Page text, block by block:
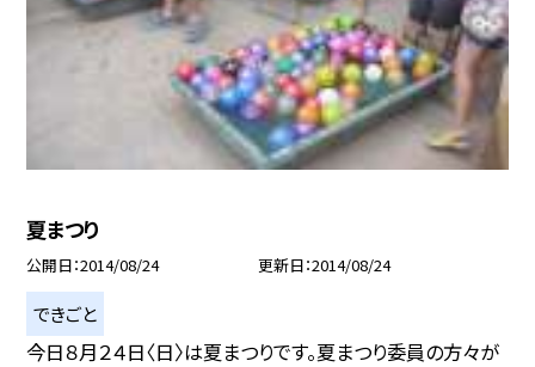
夏まつり
公開日 2014/08/24 更新日 2014/08/24
できごと
今日８月２４日〈日〉は夏まつりです。夏まつり委員の方々が